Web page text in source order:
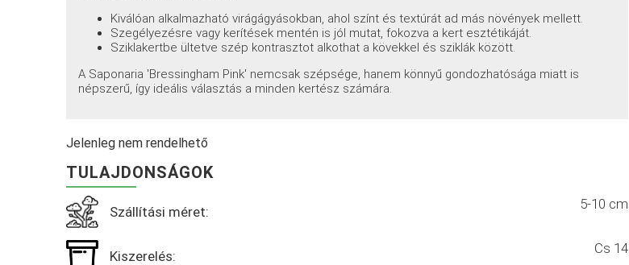
Kiválóan alkalmazható virágágyásokban, ahol színt és textúrát ad más növények mellett.
Szegélyezésre vagy kerítések mentén is jól mutat, fokozva a kert esztétikáját.
Sziklakertbe ültetve szép kontrasztot alkothat a kövekkel és sziklák között.
A Saponaria 'Bressingham Pink' nemcsak szépsége, hanem könnyű gondozhatósága miatt is
népszerű, így ideális választás a minden kertész számára.
Jelenleg nem rendelhető
TULAJDONSÁGOK
Szállítási méret: 5-10 cm
Kiszerelés: Cs 14